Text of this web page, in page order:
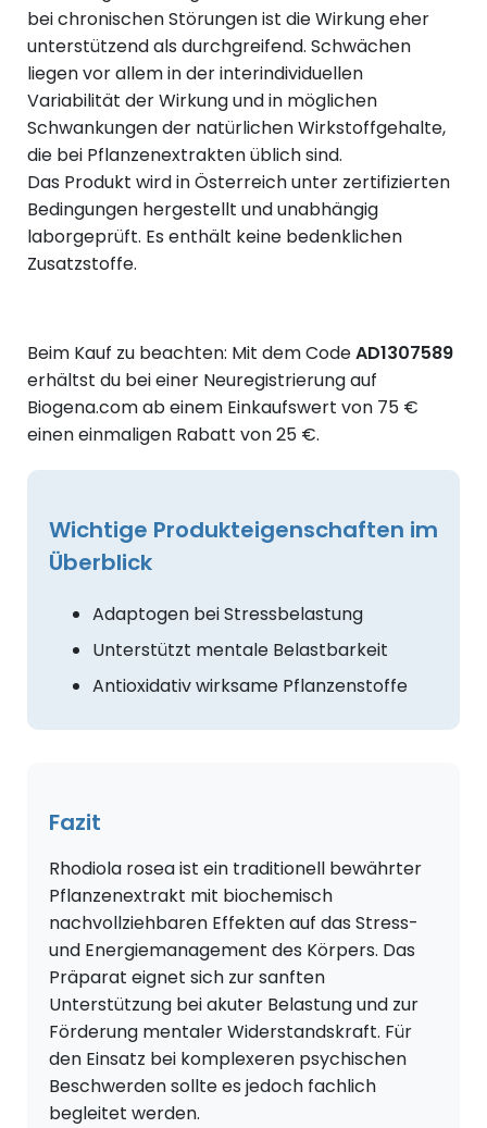
bei chronischen Störungen ist die Wirkung eher
unterstützend als durchgreifend. Schwächen
liegen vor allem in der interindividuellen
Variabilität der Wirkung und in möglichen
Schwankungen der natürlichen Wirkstoffgehalte,
die bei Pflanzenextrakten üblich sind.
Das Produkt wird in Österreich unter zertifizierten
Bedingungen hergestellt und unabhängig
laborgeprüft. Es enthält keine bedenklichen
Zusatzstoffe.
Beim Kauf zu beachten: Mit dem CodeAD1307589
erhältst du bei einer Neuregistrierung auf
Biogena.com ab einem Einkaufswert von 75 €
einen einmaligen Rabatt von 25 €.
Wichtige Produkteigenschaften im
Überblick
Adaptogen bei Stressbelastung
Unterstützt mentale Belastbarkeit
Antioxidativ wirksame Pflanzenstoffe
Fazit
Rhodiola rosea ist ein traditionell bewährter
Pflanzenextrakt mit biochemisch
nachvollziehbaren Effekten auf das Stress-
und Energiemanagement des Körpers. Das
Präparat eignet sich zur sanften
Unterstützung bei akuter Belastung und zur
Förderung mentaler Widerstandskraft. Für
den Einsatz bei komplexeren psychischen
Beschwerden sollte es jedoch fachlich
begleitet werden.